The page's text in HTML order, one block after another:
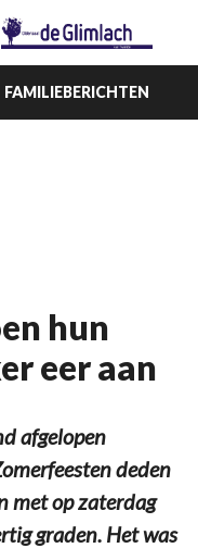
FAMILIEBERICHTEN
hun
eer aan
afgelopen
deden
met op zaterdag
graden. Het was